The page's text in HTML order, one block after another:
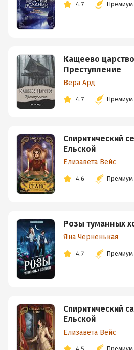
4.7 Премиум
Кащеево
Преступление
Вера Ард
4.7 Премиум
Спиритический
Ельской
Елизавета Вейс
4.6 Премиум
Розы туманных
Яна Черненькая
4.7 Премиум
Спиритический
Ельской
Елизавета Вейс